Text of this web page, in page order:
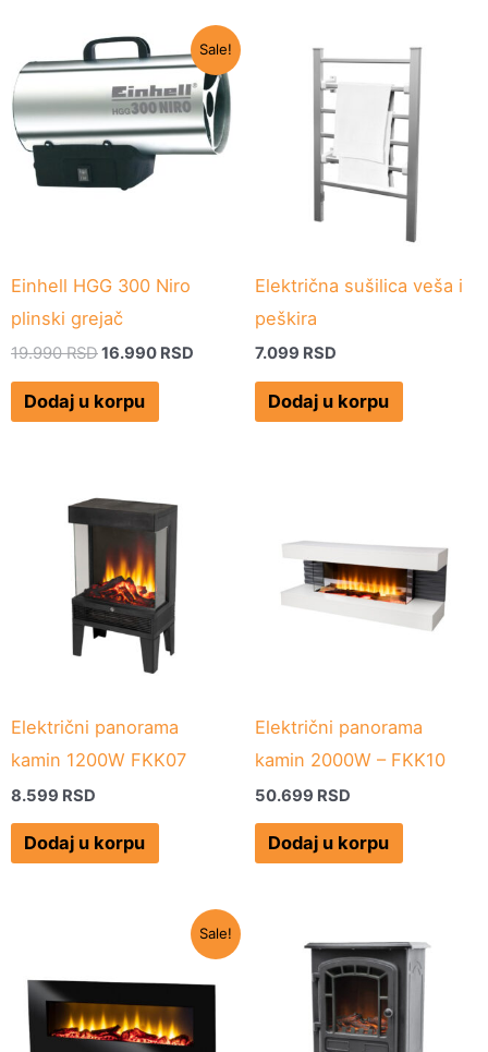
Sale!
Einhell HGG 300 Niro
plinski grejač
19.990RSD
Originalna
cena
je
bila:
19.990 RSD.
16.990 RSD
Trenutna
cena
je:
16.990 RSD.
Dodaj u korpu
Električna sušilica veša i
peškira
7.099 RSD
Dodaj u korpu
Električni panorama
kamin 1200W FKK07
8.599 RSD
Dodaj u korpu
Električni panorama
kamin 2000W – FKK10
50.699 RSD
Dodaj u korpu
Sale!
bila:
36.799 RSD.
Trenutna
cena
30.990 RSD.